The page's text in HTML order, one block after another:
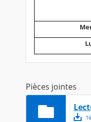
Pièces jointes